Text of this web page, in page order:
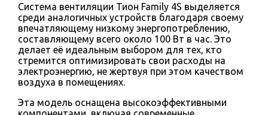
Система вентиляции Тион Family 4S выделяется
среди аналогичных устройств благодаря своему
впечатляющему низкому энергопотреблению,
составляющему всего около 100 Вт в час. Это
делает её идеальным выбором для тех, кто
стремится оптимизировать свои расходы на
электроэнергию, не жертвуя при этом качеством
воздуха в помещениях.
Эта модель оснащена высокоэффективными